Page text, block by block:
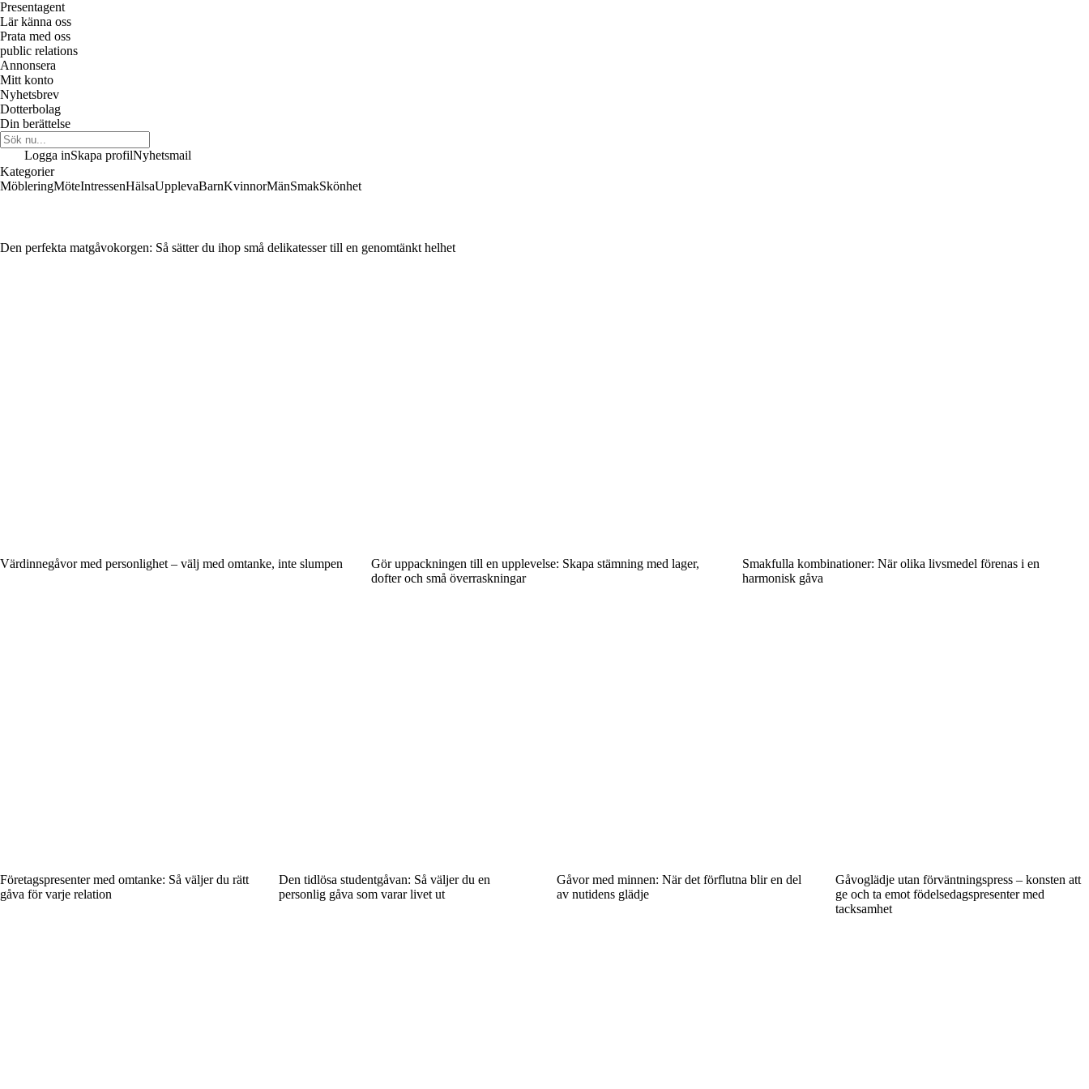
Presentagent
Lär känna oss
Prata med oss
public relations
Annonsera
Mitt konto
Nyhetsbrev
Dotterbolag
Din berättelse
Logga inSkapa profilNyhetsmail
Kategorier
MöbleringMöteIntressenHälsaUpplevaBarnKvinnorMänSmakSkönhet
Den perfekta matgåvokorgen: Så sätter du ihop små delikatesser till en genomtänkt helhet
Värdinnegåvor med personlighet – välj med omtanke, inte slumpen
Gör uppackningen till en upplevelse: Skapa stämning med lager,
dofter och små överraskningar
Smakfulla kombinationer: När olika livsmedel förenas i en
harmonisk gåva
Företagspresenter med omtanke: Så väljer du rätt
gåva för varje relation
Den tidlösa studentgåvan: Så väljer du en
personlig gåva som varar livet ut
Gåvor med minnen: När det förflutna blir en del
av nutidens glädje
Gåvoglädje utan förväntningspress – konsten att
ge och ta emot födelsedagspresenter med
tacksamhet